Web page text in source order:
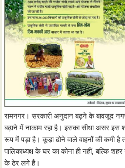
रामनगर। सरकारी अनुदान बढ़ने के बावजूद
बढ़ाने में नाकाम रहा है। इसका सीधा असर
रूप में पड़ा है। कूड़ा ढोने वाले वाहनों की कमी
पालिकाध्यक्ष के घर का कोना ही नहीं, बल्कि
के ढेर लगे हैं।